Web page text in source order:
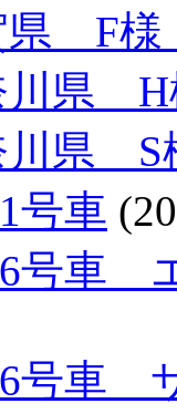
県 F
川県
川県
号車
号車
号車